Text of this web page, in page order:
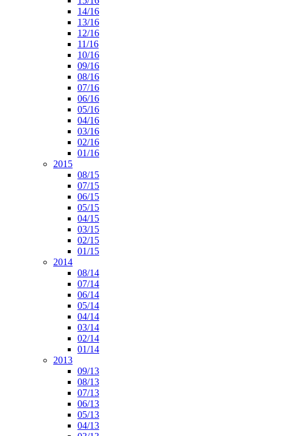
14/16
13/16
12/16
11/16
10/16
09/16
08/16
07/16
06/16
05/16
04/16
03/16
02/16
01/16
2015
08/15
07/15
06/15
05/15
04/15
03/15
02/15
01/15
2014
08/14
07/14
06/14
05/14
04/14
03/14
02/14
01/14
2013
09/13
08/13
07/13
06/13
05/13
04/13